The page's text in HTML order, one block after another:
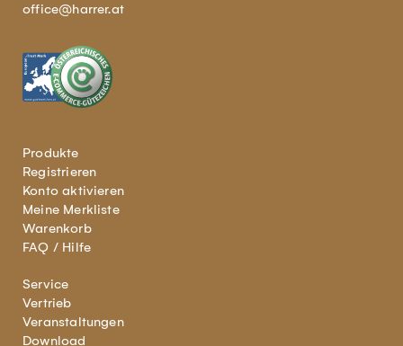
office@harrer.at
Produkte
Registrieren
Konto aktivieren
Meine Merkliste
Warenkorb
FAQ / Hilfe
Service
Vertrieb
Veranstaltungen
Download